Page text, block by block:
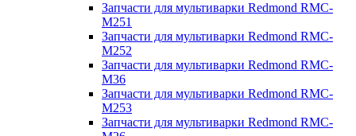
Запчасти для мультиварки Redmond RMC-
M251
Запчасти для мультиварки Redmond RMC-
M252
Запчасти для мультиварки Redmond RMC-
M36
Запчасти для мультиварки Redmond RMC-
M253
Запчасти для мультиварки Redmond RMC-